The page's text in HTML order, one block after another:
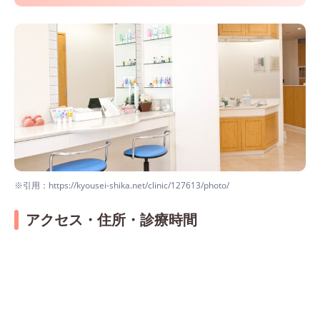
※引用：https://kyousei-shika.net/clinic/127613/photo/
アクセス・住所・診療時間